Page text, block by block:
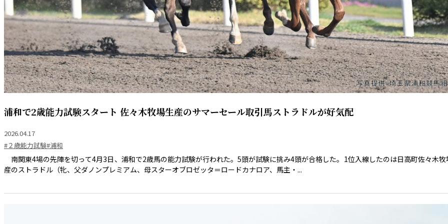
浦和で2歳能力試験スタート 佐々木牧場生産のサマーセール取引馬ストラドルが好気配
2026.04.17
#２歳能力試験#浦和
南関東4場の先陣を切って4月3日、浦和で2歳馬の能力試験が行われた。5頭が試験に挑み4頭が合格した。1位入線したのは日高町佐々木牧
産のストラドル（牝、父ダノンプレミアム、母スターオブロゼッタ＝ロードカナロア、馬主・...